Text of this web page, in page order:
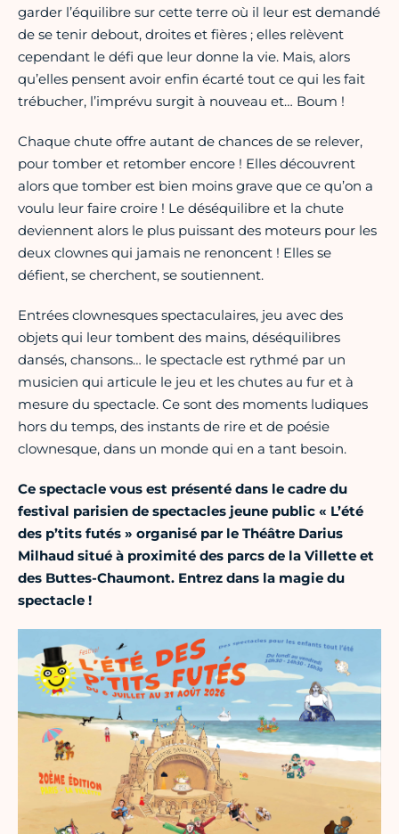
garder l’équilibre sur cette terre où il leur est demandé
de se tenir debout, droites et fières ; elles relèvent
cependant le défi que leur donne la vie. Mais, alors
qu’elles pensent avoir enfin écarté tout ce qui les fait
trébucher, l’imprévu surgit à nouveau et… Boum !
Chaque chute offre autant de chances de se relever,
pour tomber et retomber encore ! Elles découvrent
alors que tomber est bien moins grave que ce qu’on a
voulu leur faire croire ! Le déséquilibre et la chute
deviennent alors le plus puissant des moteurs pour les
deux clownes qui jamais ne renoncent ! Elles se
défient, se cherchent, se soutiennent.
Entrées clownesques spectaculaires, jeu avec des
objets qui leur tombent des mains, déséquilibres
dansés, chansons… le spectacle est rythmé par un
musicien qui articule le jeu et les chutes au fur et à
mesure du spectacle. Ce sont des moments ludiques
hors du temps, des instants de rire et de poésie
clownesque, dans un monde qui en a tant besoin.
Ce spectacle vous est présenté dans le cadre du
festival parisien de spectacles jeune public « L’été
des p’tits futés » organisé par le Théâtre Darius
Milhaud situé à proximité des parcs de la Villette et
des Buttes-Chaumont. Entrez dans la magie du
spectacle !